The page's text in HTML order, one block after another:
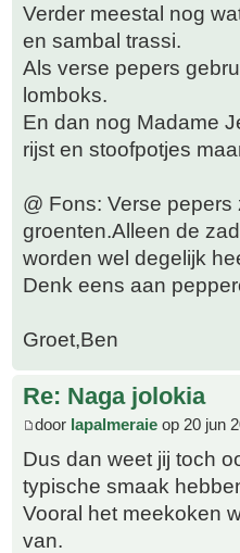
Verder meestal nog
en sambal trassi.
Als verse pepers
lomboks.
En dan nog Madame
rijst en stoofpotjes
@ Fons: Verse
groenten.Alleen de
worden wel degelijk
Denk eens aan
Groet,Ben
Re: Naga jolokia
door lapalmeraie op 20 jun
Dus dan weet jij toch
typische smaak
Vooral het meekoken
van.